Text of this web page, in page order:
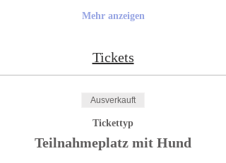
Mehr anzeigen
Tickets
Ausverkauft
Tickettyp
Teilnahmeplatz mit Hund